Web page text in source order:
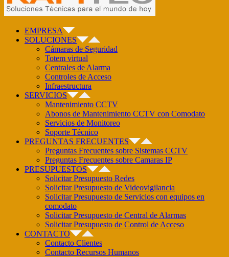
EMPRESA
SOLUCIONES
Cámaras de Seguridad
Totem virtual
Centrales de Alarma
Controles de Acceso
Infraestructura
SERVICIOS
Mantenimiento CCTV
Abonos de Mantenimiento CCTV con Comodato
Servicios de Monitoreo
Soporte Técnico
PREGUNTAS FRECUENTES
Preguntas Frecuentes sobre Sistemas CCTV
Preguntas Frecuentes sobre Camaras IP
PRESUPUESTOS
Solicitar Presupuesto Redes
Solicitar Presupuesto de Videovigilancia
Solicitar Presupuesto de Servicios con equipos en
comodato
Solicitar Presupuesto de Central de Alarmas
Solicitar Presupuesto de Control de Acceso
CONTACTO
Contacto Clientes
Contacto Recursos Humanos